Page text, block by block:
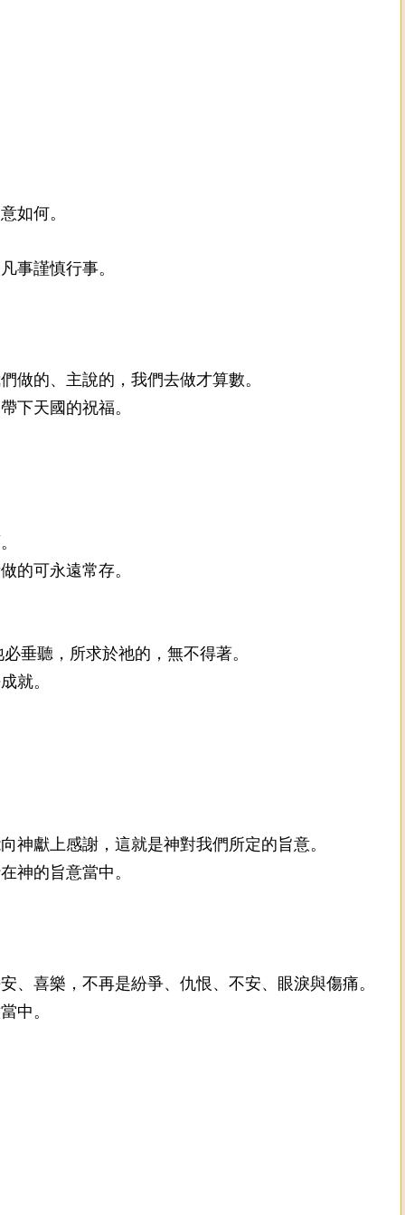
如何。
事謹慎行事。
的、主說的，我們去做才算數。
下天國的祝福。
的可永遠常存。
垂聽，所求於祂的，無不得著。
就。
獻上感謝，這就是神對我們所定的旨意。
神的旨意當中。
喜樂，不再是紛爭、仇恨、不安、眼淚與傷痛。
中。